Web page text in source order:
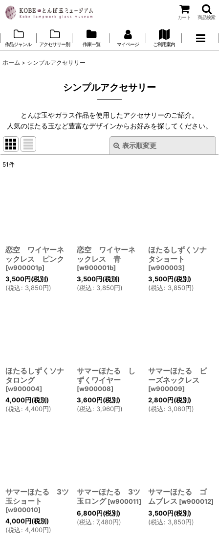
カート 商品検索
作品ジャンル アクセサリー別 作家一覧 マイページ ご利用案内
ホーム > シンプルアクセサリー
シンプルアクセサリー
とんぼ玉やガラス作品を使用したアクセサリーのご紹介。
人気のほたる玉など豊富なデザインからお好みを探してください。
表示順変更
51件
恋空 ワイヤーネ
ックレス ピンク
[w900001p]
3,500円(税別)
(税込: 3,850円)
恋空 ワイヤーネ
ックレス 青
[w900001b]
3,500円(税別)
(税込: 3,850円)
ほたるしずくソナ
タショート
[w900003]
3,500円(税別)
(税込: 3,850円)
ほたるしずくソナ
タロング
[w900004]
4,000円(税別)
(税込: 4,400円)
サマーほたる し
ずくワイヤー
[w900008]
3,600円(税別)
(税込: 3,960円)
サマーほたる ビ
ーズネックレス
[w900009]
2,800円(税別)
(税込: 3,080円)
サマーほたる 3ツ
玉ショート
[w900010]
4,000円(税別)
(税込: 4,400円)
サマーほたる 3ツ
玉ロング [w900011]
6,800円(税別)
(税込: 7,480円)
サマーほたる ゴ
ムブレス [w900012]
3,500円(税別)
(税込: 3,850円)